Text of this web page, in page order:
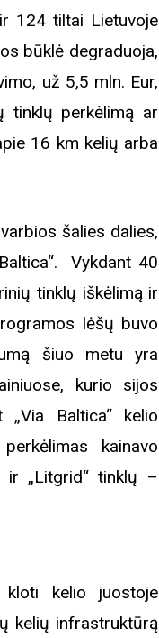
124 tiltai Lietuvoje
būklė degraduoja,
už 5,5 mln. Eur,
tinklų perkėlimą ar
16 km kelių arba
šalies dalies,
Vykdant 40
tinklų iškėlimą ir
lėšų buvo
šiuo metu yra
kurio sijos
„Via Baltica“ kelio
kainavo
ir „Litgrid“ tinklų –
kloti kelio juostoje
kelių infrastruktūrą